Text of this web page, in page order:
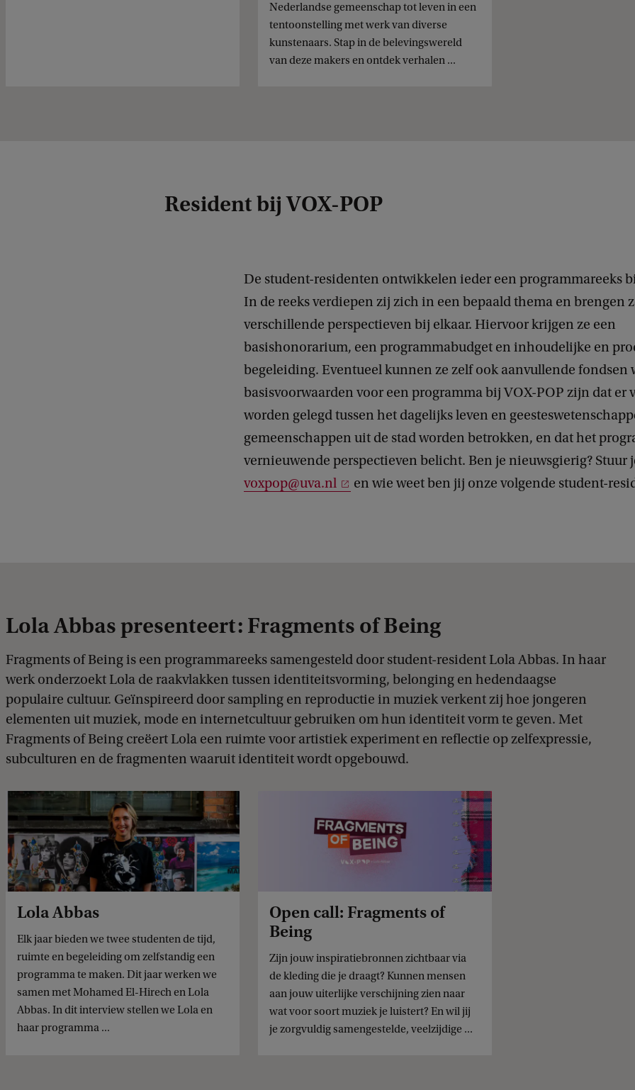
Nederlandse gemeenschap tot leven in een
tentoonstelling met werk van diverse
kunstenaars. Stap in de belevingswereld
van deze makers en ontdek verhalen ...
Resident bij VOX-POP
De student-residenten ontwikkelen ieder een programmareeks
In de reeks verdiepen zij zich in een bepaald thema en brengen
verschillende perspectieven bij elkaar. Hiervoor krijgen ze een
basishonorarium, een programmabudget en inhoudelijke en
begeleiding. Eventueel kunnen ze zelf ook aanvullende fondsen
basisvoorwaarden voor een programma bij VOX-POP zijn dat er
worden gelegd tussen het dagelijks leven en
gemeenschappen uit de stad worden betrokken, en dat het
vernieuwende perspectieven belicht. Ben je nieuwsgierig? Stuur
voxpop@uva.nl
en wie weet ben jij onze volgende student-
Lola Abbas presenteert: Fragments of Being
Fragments of Being is een programmareeks samengesteld door student-resident Lola Abbas. In haar
werk onderzoekt Lola de raakvlakken tussen identiteitsvorming, belonging en hedendaagse
populaire cultuur. Geïnspireerd door sampling en reproductie in muziek verkent zij hoe jongeren
elementen uit muziek, mode en internetcultuur gebruiken om hun identiteit vorm te geven. Met
Fragments of Being creëert Lola een ruimte voor artistiek experiment en reflectie op zelfexpressie,
subculturen en de fragmenten waaruit identiteit wordt opgebouwd.
Lola Abbas
Elk jaar bieden we twee studenten de tijd,
ruimte en begeleiding om zelfstandig een
programma te maken. Dit jaar werken we
samen met Mohamed El-Hirech en Lola
Abbas. In dit interview stellen we Lola en
haar programma ...
Open call: Fragments of
Being
Zijn jouw inspiratiebronnen zichtbaar via
de kleding die je draagt? Kunnen mensen
aan jouw uiterlijke verschijning zien naar
wat voor soort muziek je luistert? En wil jij
je zorgvuldig samengestelde, veelzijdige ...